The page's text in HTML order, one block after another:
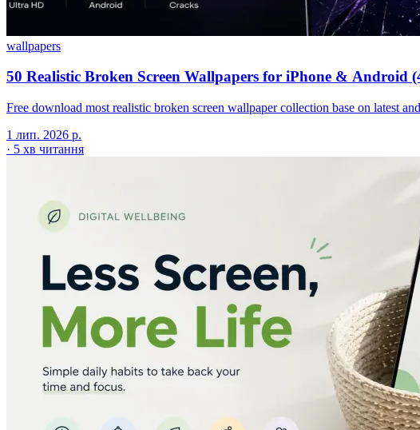
wallpapers
50 Realistic Broken Screen Wallpapers for iPhone & Android
Free download most realistic broken screen wallpaper collection base on latest
1 лип. 2026 р.
· 5 хв читання